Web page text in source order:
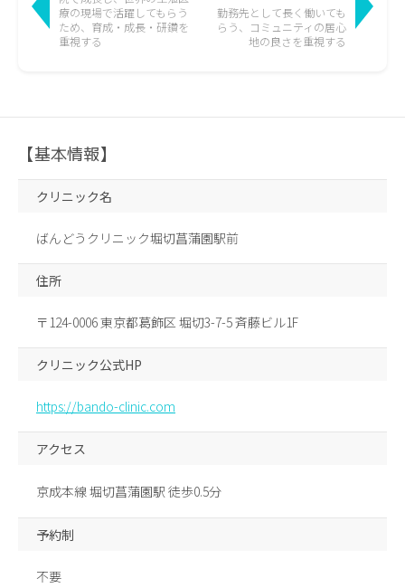
療の現場で活躍してもらう
ため、育成・成長・研鑽を
重視する
勤務先として長く働いても
らう、
コミュニティの居心
地の良さを重視する
【基本情報】
クリニック名
ばんどうクリニック堀切菖蒲園駅前
住所
〒124-0006 東京都葛飾区 堀切3-7-5 斉藤ビル1F
クリニック公式HP
https://bando-clinic.com
アクセス
京成本線 堀切菖蒲園駅 徒歩0.5分
予約制
不要